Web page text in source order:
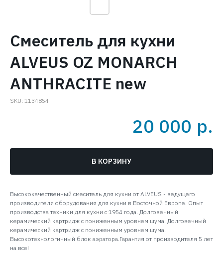
Смеситель для кухни
ALVEUS OZ MONARCH
ANTHRACITE new
SKU: 1134854
20 000 р.
В КОРЗИНУ
Высококачественный смеситель для кухни от ALVEUS - ведущего
производителя оборудования для кухни в Восточной Европе. Опыт
производства техники для кухни с 1954 года. Долговечный
керамический картридж с пониженным уровнем шума. Долговечный
керамический картридж с пониженным уровнем шума.
Высокотехнологичный блок аэратора.Гарантия от производителя 5 лет
на все!